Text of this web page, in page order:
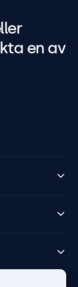
U1,
U1
en av